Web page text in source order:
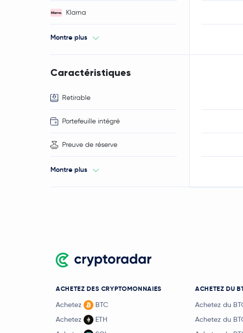
Klarna
Montre plus
Caractéristiques
Retirable
Portefeuille intégré
Preuve de réserve
Montre plus
ACHETEZ DES CRYPTOMONNAIES
Achetez
BTC
Achetez
ETH
ACHETEZ DU
Achetez du
Achetez du